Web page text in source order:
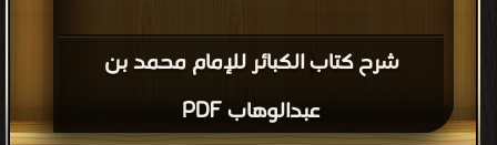
شرح كتاب الكبائر للإمام محمد بن
عبدالوهاب PDF